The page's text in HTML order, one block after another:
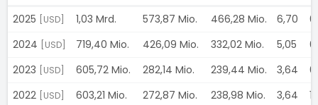
2025
[USD] 1,03 Mrd. 573,87 Mio. 466,28 Mio. 6,70
2024
[USD] 719,40 Mio. 426,09 Mio. 332,02 Mio. 5,05
2023
[USD] 605,72 Mio. 282,14 Mio. 239,44 Mio. 3,64
2022
[USD] 603,21 Mio. 272,87 Mio. 238,98 Mio. 3,64